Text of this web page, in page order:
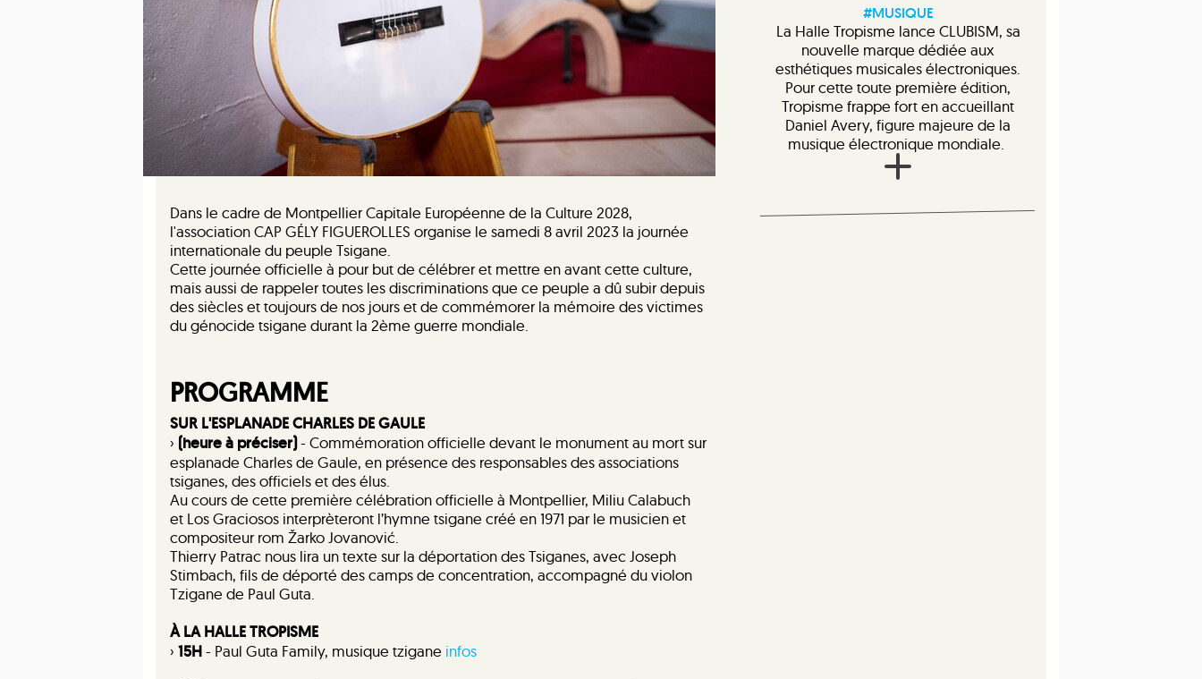
Dans le cadre de Montpellier Capitale Européenne de la Culture 2028,
l'association CAP GÉLY FIGUEROLLES organise le samedi 8 avril 2023 la journée
internationale du peuple Tsigane.
Cette journée officielle à pour but de célébrer et mettre en avant cette culture,
mais aussi de rappeler toutes les discriminations que ce peuple a dû subir depuis
des siècles et toujours de nos jours et de commémorer la mémoire des victimes
du génocide tsigane durant la 2ème guerre mondiale.
PROGRAMME
SUR L'ESPLANADE CHARLES DE GAULE
› (heure à préciser)- Commémoration officielle devant le monument au mort sur
esplanade Charles de Gaule, en présence des responsables des associations
tsiganes, des officiels et des élus.
Au cours de cette première célébration officielle à Montpellier, Miliu Calabuch
et Los Graciosos interprèteront l’hymne tsigane créé en 1971 par le musicien et
compositeur rom Žarko Jovanović.
Thierry Patrac nous lira un texte sur la déportation des Tsiganes, avec Joseph
Stimbach, fils de déporté des camps de concentration, accompagné du violon
Tzigane de Paul Guta.
À LA HALLE TROPISME
› 15H- Paul Guta Family, musique tzigane infos
#MUSIQUE
La Halle Tropisme lance CLUBISM, sa
nouvelle marque dédiée aux
esthétiques musicales électroniques.
Pour cette toute première édition,
Tropisme frappe fort en accueillant
Daniel Avery, figure majeure de la
musique électronique mondiale.